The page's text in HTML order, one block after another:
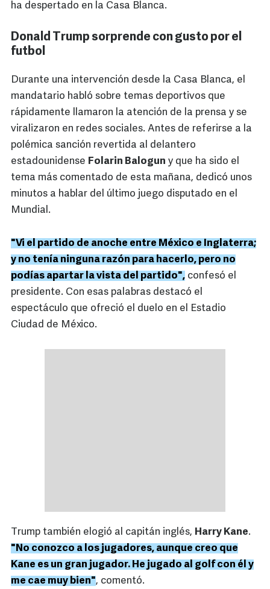
ha despertado en la Casa Blanca.
Donald Trump sorprende con gusto por el
futbol
Durante una intervención desde la Casa Blanca, el
mandatario habló sobre temas deportivos que
rápidamente llamaron la atención de la prensa y se
viralizaron en redes sociales. Antes de referirse a la
polémica sanción revertida al delantero
estadounidense Folarin Balogun y que ha sido el
tema más comentado de esta mañana, dedicó unos
minutos a hablar del último juego disputado en el
Mundial.
"Vi el partido de anoche entre México e Inglaterra;
y no tenía ninguna razón para hacerlo, pero no
podías apartar la vista del partido", confesó el
presidente. Con esas palabras destacó el
espectáculo que ofreció el duelo en el Estadio
Ciudad de México.
Trump también elogió al capitán inglés, Harry Kane.
"No conozco a los jugadores, aunque creo que
Kane es un gran jugador. He jugado al golf con él y
me cae muy bien", comentó.